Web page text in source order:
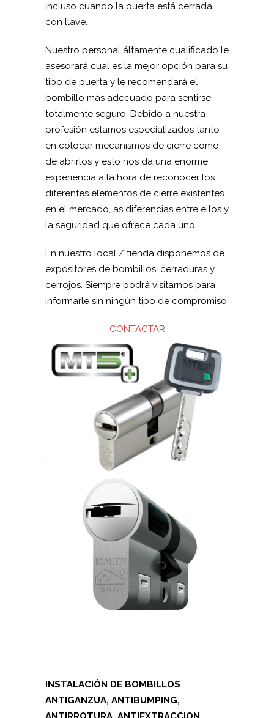
incluso cuando la puerta está cerrada
con llave.
Nuestro personal áltamente cualificado le
asesorará cual es la mejor opción para su
tipo de puerta y le recomendará el
bombillo más adecuado para sentirse
totalmente seguro. Debido a nuestra
profesión estamos especializados tanto
en colocar mecanismos de cierre como
de abrirlos y esto nos da una enorme
experiencia a la hora de reconocer los
diferentes elementos de cierre existentes
en el mercado, as diferencias entre ellos y
la seguridad que ofrece cada uno.
En nuestro local / tienda disponemos de
expositores de bombillos, cerraduras y
cerrojos. Siempre podrá visitarnos para
informarle sin ningún tipo de compromiso
CONTACTAR
INSTALACIÓN DE BOMBILLOS
ANTIGANZUA, ANTIBUMPING,